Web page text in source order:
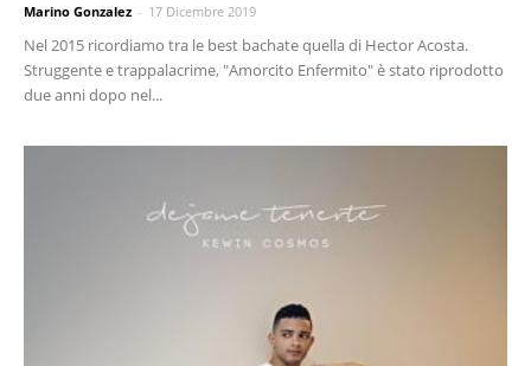
Marino Gonzalez - 17 Dicembre 2019
Nel 2015 ricordiamo tra le best bachate quella di Hector Acosta.
Struggente e trappalacrime, "Amorcito Enfermito" è stato riprodotto
due anni dopo nel...